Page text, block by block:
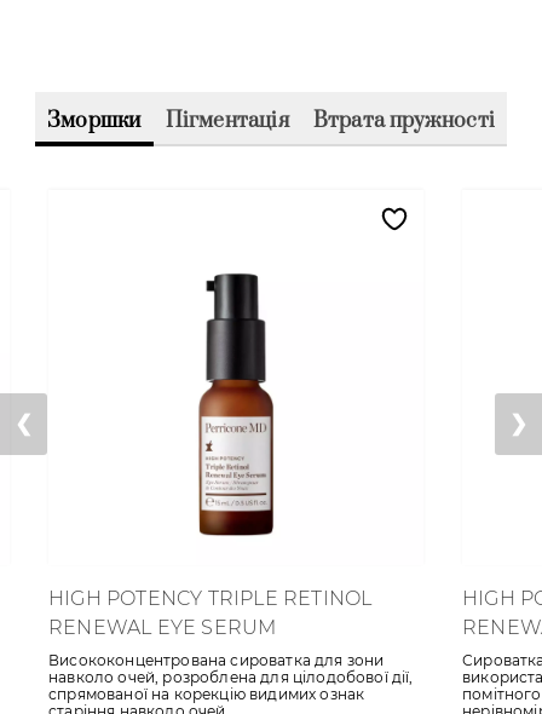
Зморшки Пігментація Втрата пружності
HIGH POTENCY TRIPLE RETINOL
RENEWAL EYE SERUM
Висококонцентрована сироватка для зони
навколо очей, розроблена для цілодобової дії,
спрямованої на корекцію видимих ознак
HIGH
❮ ❯